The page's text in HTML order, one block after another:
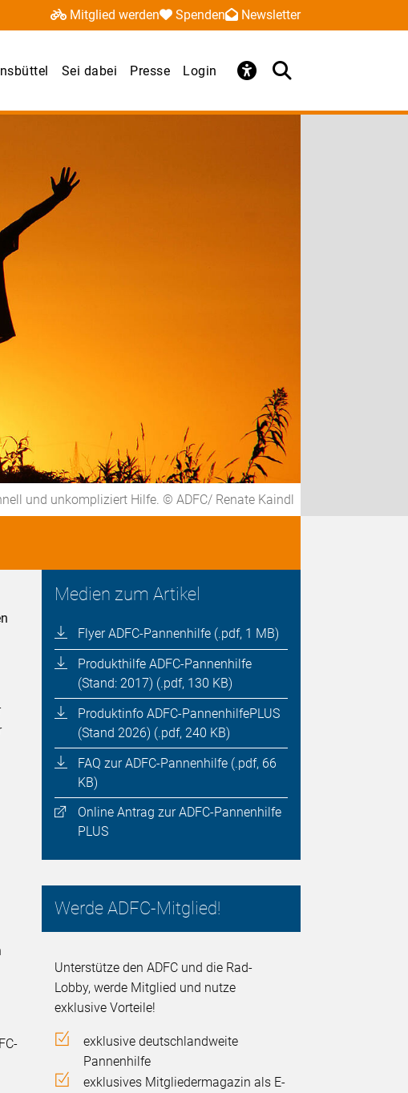
Mitglied werden Spenden Newsletter
Sei dabei Presse Login
und unkompliziert Hilfe. © ADFC/ Renate Kaindl
Medien zum Artikel
Flyer ADFC-Pannenhilfe (.pdf, 1 MB)
Produkthilfe ADFC-Pannenhilfe
(Stand: 2017) (.pdf, 130 KB)
Produktinfo ADFC-PannenhilfePLUS
(Stand 2026) (.pdf, 240 KB)
FAQ zur ADFC-Pannenhilfe (.pdf, 66
KB)
Online Antrag zur ADFC-Pannenhilfe
PLUS
Werde ADFC-Mitglied!
Unterstütze den ADFC und die Rad-
Lobby, werde Mitglied und nutze
exklusive Vorteile!
exklusive deutschlandweite
Pannenhilfe
exklusives Mitgliedermagazin als E-